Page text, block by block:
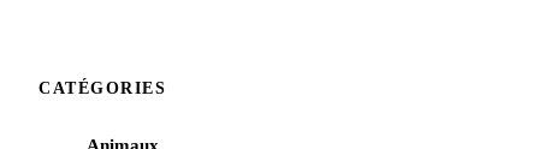
CATÉGORIES